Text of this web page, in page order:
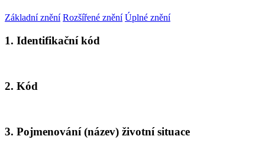
Základní znění Rozšířené znění Úplné znění
1. Identifikační kód
2. Kód
3. Pojmenování (název) životní situace